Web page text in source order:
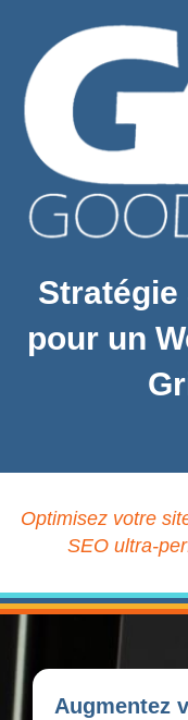
Stratégie
pour un
Optimisez votre
SEO ultra-
Augmentez